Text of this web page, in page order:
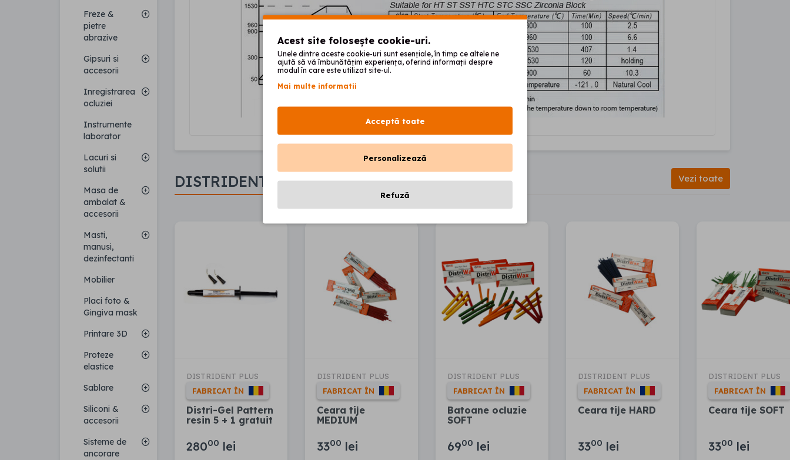
Freze &
pietre
abrazive
Gipsuri si
accesorii
Inregistrarea
ocluziei
Instrumente
laborator
Lacuri si
solutii
Masa de
ambalat &
accesorii
Masti,
manusi,
dezinfectanti
Mobilier
Placi foto &
Gingiva mask
Printare 3D
Proteze
elastice
Sablare
Siliconi &
accesorii
Sisteme de
ancorare
DISTRIDENT RECOMANDĂ Vezi toate
DISTRIDENT PLUS
FABRICAT ÎN
Distri-Gel Pattern
resin 5 + 1 gratuit
28000 lei
DISTRIDENT PLUS
FABRICAT ÎN
Ceara tije
MEDIUM
3300 lei
DISTRIDENT PLUS
FABRICAT ÎN
Batoane ocluzie
SOFT
6900 lei
DISTRIDENT PLUS
FABRICAT ÎN
Ceara tije HARD
3300 lei
DISTRIDENT PLUS
FABRICAT ÎN
Ceara tije SOFT
3300 lei
Acest site folosește cookie-uri.
Unele dintre aceste cookie-uri sunt esențiale, în timp ce altele ne
ajută să vă îmbunătățim experiența, oferind informații despre
modul în care este utilizat site-ul.
Mai multe informatii
Acceptă toate
Personalizează
Refuză